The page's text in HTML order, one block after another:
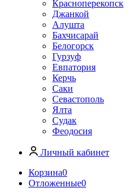
Красноперекопск
Джанкой
Алушта
Бахчисарай
Белогорск
Гурзуф
Евпатория
Керчь
Саки
Севастополь
Ялта
Судак
Феодосия
Личный кабинет
Корзина0
Отложенные0